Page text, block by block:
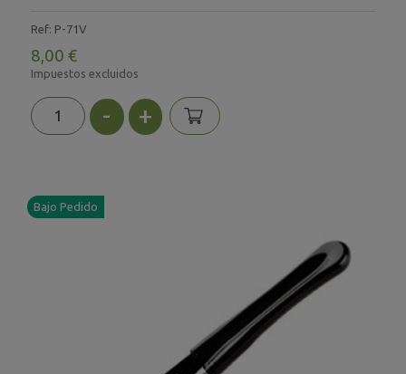
Ref: P-71V
8,00 €
Impuestos excluidos
- +
Bajo Pedido